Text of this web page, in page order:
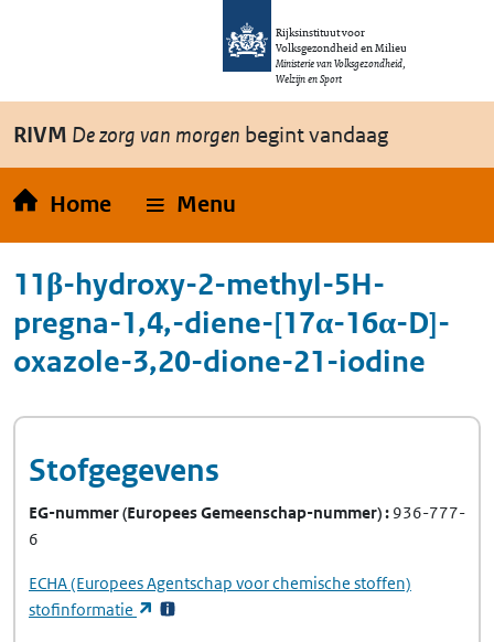
Overslaan en naar de inhoud gaan
Rijksinstituut voor
Volksgezondheid en Milieu
Ministerie van Volksgezondheid,
Welzijn en Sport
RIVM De zorg van morgen begint vandaag
Home Menu
11β-hydroxy-2-methyl-5H-
pregna-1,4,-diene-[17α-16α-D]-
oxazole-3,20-dione-21-iodine
Stofgegevens
EG-nummer(Europees Gemeenschap-nummer) 936-777-
6
ECHA(Europees Agentschap voor chemische stoffen)
stofinformatie
(opent in een nieuw tabblad)